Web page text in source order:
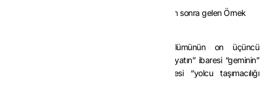
ç) Mevcut onuncu paragrafı ile aynı paragraftan sonra gelen Örnek
Aynı Tebliğin (II/B-1.2.) bölümünün on üçüncü
paragrafından sonra gelen Örnekte yer alan “yatın” ibaresi “geminin”
olarak, “yat işletmeciliği ile uğraşan” ibaresi “yolcu taşımacılığı